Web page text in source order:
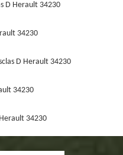
D Herault 34230
34230
D Herault 34230
34230
34230